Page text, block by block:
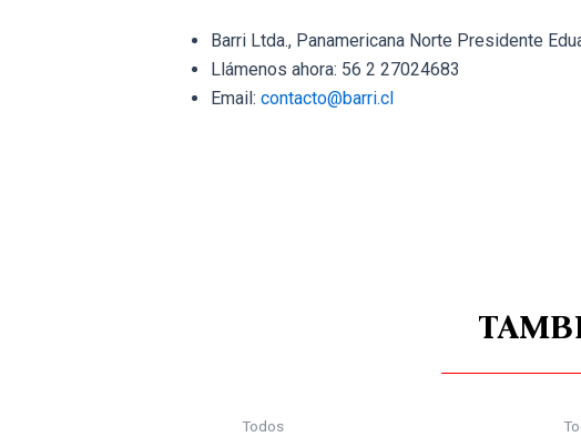
Barri Ltda., Panamericana Norte Presidente
Llámenos ahora: 56 2 27024683
Email: contacto@barri.cl
Todos